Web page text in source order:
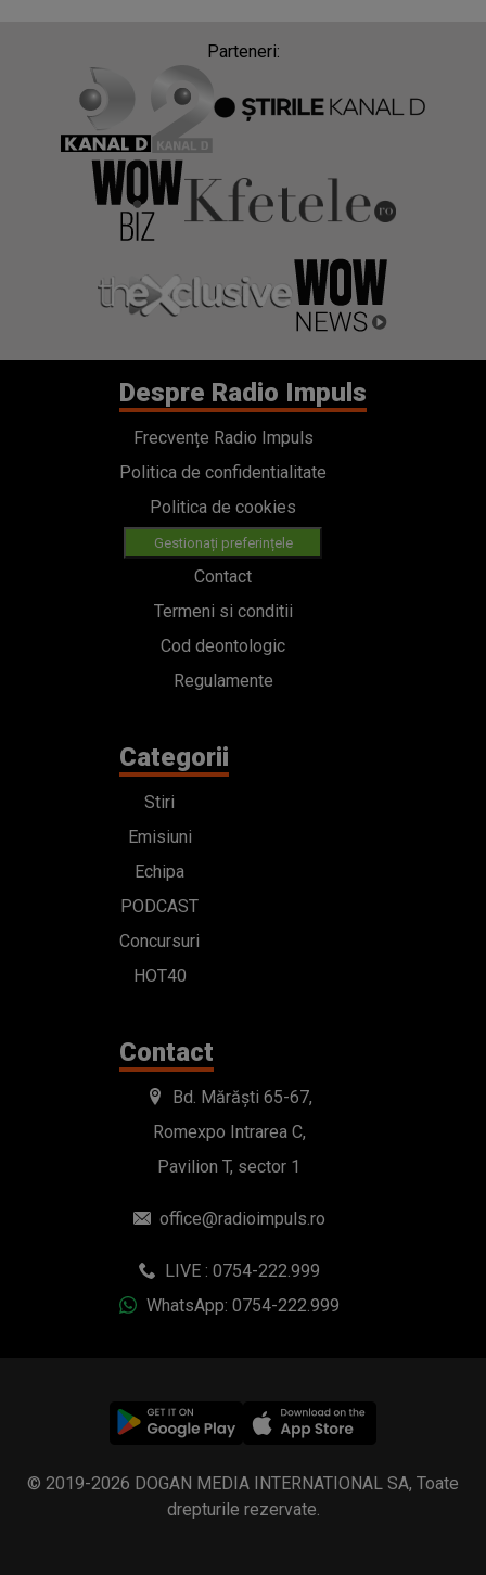
Parteneri:
Despre Radio Impuls
Frecvențe Radio Impuls
Politica de confidentialitate
Politica de cookies
Gestionați preferințele
Contact
Termeni si conditii
Cod deontologic
Regulamente
Categorii
Stiri
Emisiuni
Echipa
PODCAST
Concursuri
HOT40
Contact
Bd. Mărăști 65-67,
Romexpo Intrarea C,
Pavilion T, sector 1
office@radioimpuls.ro
LIVE : 0754-222.999
WhatsApp: 0754-222.999
© 2019-2026 DOGAN MEDIA INTERNATIONAL SA, Toate
drepturile rezervate.